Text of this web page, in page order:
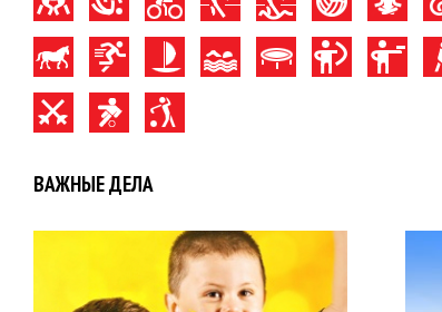
ВАЖНЫЕ ДЕЛА